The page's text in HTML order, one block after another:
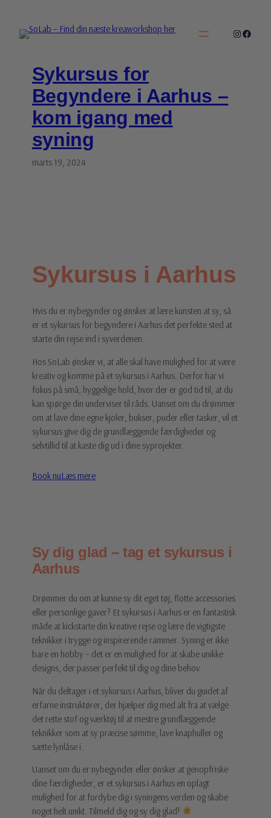
indhold
Sykursus for
Begyndere i Aarhus –
kom igang med
syning
marts 19, 2024
Sykursus i Aarhus
Hvis du er nybegynder og ønsker at lære kunsten at sy, så
er et sykursus for begyndere i Aarhus det perfekte sted at
starte din rejse ind i syverdenen.
Hos SoLab ønsker vi, at alle skal have mulighed for at være
kreativ og komme på et sykursus i Aarhus. Derfor har vi
fokus på små, hyggelige hold, hvor der er god tid til, at du
kan spørge din underviser til råds. Uanset om du drømmer
om at lave dine egne kjoler, bukser, puder eller tasker, vil et
sykursus give dig de grundlæggende færdigheder og
selvtillid til at kaste dig ud i dine syprojekter.
Book nuLæs mere
Sy dig glad – tag et sykursus i
Aarhus
Drømmer du om at kunne sy dit eget tøj, flotte accessories
eller personlige gaver? Et sykursus i Aarhus er en fantastisk
måde at kickstarte din kreative rejse og lære de vigtigste
teknikker i trygge og inspirerende rammer. Syning er ikke
bare en hobby – det er en mulighed for at skabe unikke
designs, der passer perfekt til dig og dine behov.
Når du deltager i et sykursus i Aarhus, bliver du guidet af
erfarne instruktører, der hjælper dig med alt fra at vælge
det rette stof og værktøj til at mestre grundlæggende
teknikker som at sy præcise sømme, lave knaphuller og
sætte lynlåse i.
Uanset om du er nybegynder eller ønsker at genopfriske
dine færdigheder, er et sykursus i Aarhus en oplagt
mulighed for at fordybe dig i syningens verden og skabe
noget helt unikt. Tilmeld dig og sy dig glad!